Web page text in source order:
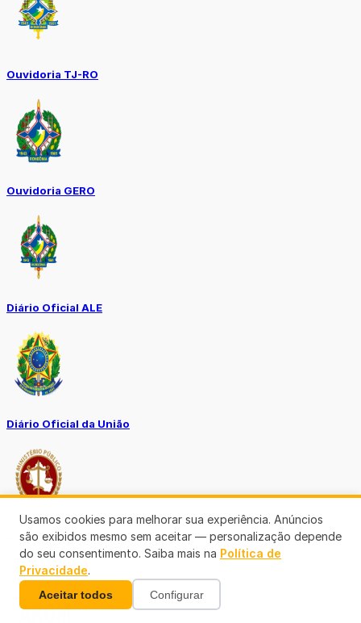
Ouvidoria TJ-RO
Ouvidoria GERO
Diário Oficial ALE
Diário Oficial da União
Ouvidoria MP-RO
Usamos cookies para melhorar sua experiência. Anúncios
são exibidos mesmo sem aceitar — personalização depende
do seu consentimento. Saiba mais na Política de
Privacidade.
Aceitar todos Configurar